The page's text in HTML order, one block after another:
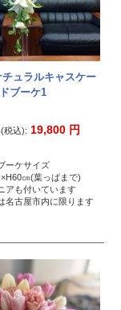
ュラルキャスケー
ドブーケ1
税込): 19,800 円
ーケサイズ
㎝(葉っぱまで)
アも付いています
名古屋市内に限ります